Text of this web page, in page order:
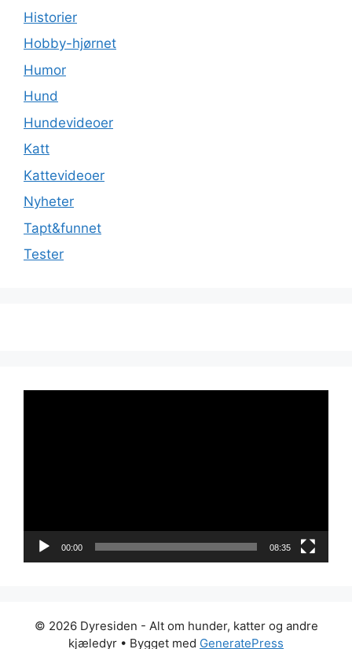
Historier
Hobby-hjørnet
Humor
Hund
Hundevideoer
Katt
Kattevideoer
Nyheter
Tapt&funnet
Tester
00:00 08:35
© 2026 Dyresiden - Alt om hunder, katter og andre
kjæledyr • Bygget med GeneratePress